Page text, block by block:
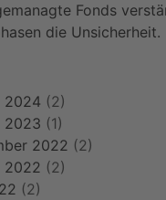
Fonds
die Unsicherheit.
2024 (2)
2023 (1)
2022 (2)
2022 (2)
(2)